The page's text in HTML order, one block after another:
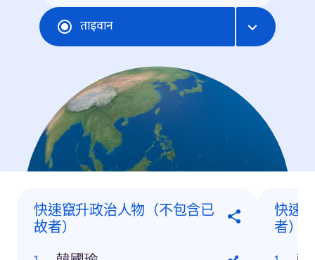
ताइवान
快速竄升政治人物（不包含已
故者）
快速
者）